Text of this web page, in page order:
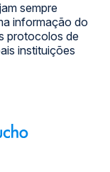
sempre
informação do
protocolos de
instituições